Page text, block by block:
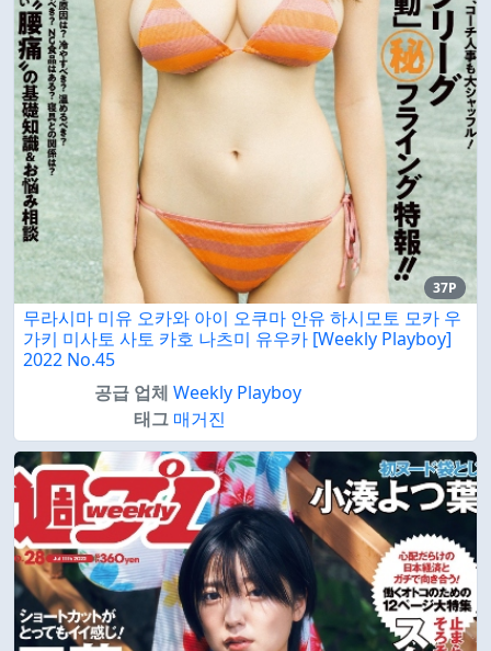
37P
무라시마 미유 오카와 아이 오쿠마 안유 하시모토 모카 우
가키 미사토 사토 카호 나츠미 유우카 [Weekly Playboy]
2022 No.45
공급 업체 Weekly Playboy
태그 매거진